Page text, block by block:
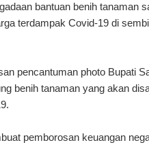
bantuan benih tanaman
terdampak Covid-19 di
pencantuman photo Bupati
benih tanaman yang akan
pemborosan keuangan